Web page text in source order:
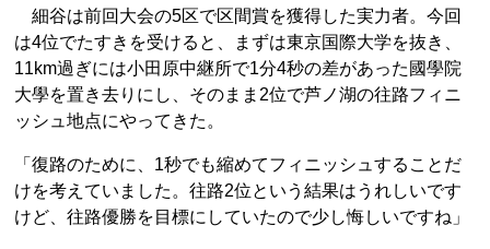
細谷は前回大会の5区で区間賞を獲得した実力者。今回
は4位でたすきを受けると、まずは東京国際大学を抜き、
11km過ぎには小田原中継所で1分4秒の差があった國學院
大學を置き去りにし、そのまま2位で芦ノ湖の往路フィニ
ッシュ地点にやってきた。
「復路のために、1秒でも縮めてフィニッシュすることだ
けを考えていました。往路2位という結果はうれしいです
けど、往路優勝を目標にしていたので少し悔しいですね」